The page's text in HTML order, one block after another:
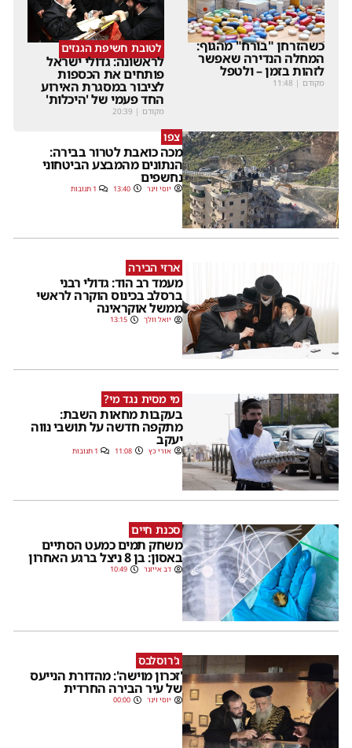
כשהזרחן "בורח" מהגוף:
המחלה הנדירה שאפשר
לזהות בזמן – ולטפל
מקודם |
11:48
לטובת חשיפת הגנזים
לראשונה: גדולי ישראל
פותחים את הכספות
לציבור במסגרת האירוע
החד פעמי של 'היכלות'
מקודם |
20:39
צפו
מכה כואבת לטרור בבירה:
הנתונים מהמבצע הביטחוני
נחשפים
יוסי וינר 13:40 1 תגובות
ארזי הבירה
מעמד רב הוד: גדולי רבני
ברסלב בכינוס הוקרה לראשי
ממשל אוקראינה
יואל וולך 13:15
מי מסית נגד מי?
בעקבות מחאות השבת:
מתקפה חדשה על תושבי נווה
יעקב
אורי כץ 11:08 1 תגובות
סכנת חיים
משחק תמים כמעט הסתיים
באסון: בן 8 ניצל ברגע האחרון
דב אייזנר 10:49
ג'רוסלבס
'זכרון מוישה': מהדורת הנייעס
של עיר הבירה החרדית
יוסי וינר 00:00